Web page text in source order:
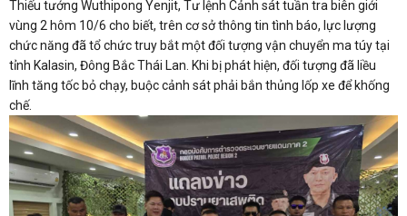
Thiếu tướng Wuthipong Yenjit, Tư lệnh Cảnh sát tuần tra biên giới
vùng 2 hôm 10/6 cho biết, trên cơ sở thông tin tình báo, lực lượng
chức năng đã tổ chức truy bắt một đối tượng vận chuyển ma túy tại
tỉnh Kalasin, Đông Bắc Thái Lan. Khi bị phát hiện, đối tượng đã liều
lĩnh tăng tốc bỏ chạy, buộc cảnh sát phải bắn thủng lốp xe để khống
chế.